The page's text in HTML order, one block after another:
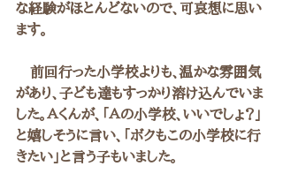
な経験がほとんどないので、可哀想に思い
ます。
前回行った小学校よりも、温かな雰囲気
があり、子ども達もすっかり溶け込んでいま
した。Ａくんが、「Ａの小学校、いいでしょ？」
と嬉しそうに言い、「ボクもこの小学校に行
きたい」と言う子もいました。